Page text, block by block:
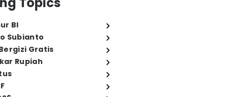
BI
Subianto
Gratis
Rupiah